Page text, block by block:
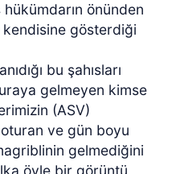
önünden
kendisine gösterdiği
bu şahısları
gelmeyen kimse
(ASV)
oturan ve gün boyu
gelmediğini
öyle bir görüntü